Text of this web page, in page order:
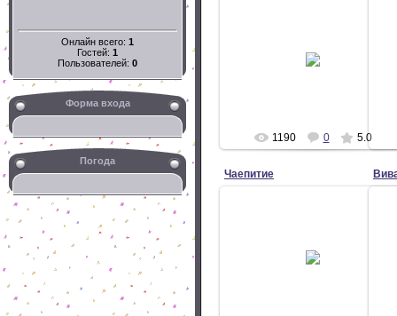
Онлайн всего: 1
Гостей: 1
Пользователей: 0
Форма входа
Погода
оближешь».
1190 0 5.0
Чаепитие
За чаем - приятное общение.
24.10.2009 г.